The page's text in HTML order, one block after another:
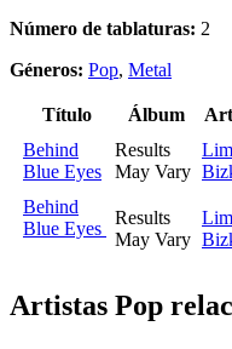
Número de tablaturas: 2
Géneros: Pop, Metal
Título Álbum
Behind
Blue Eyes
Results
May Vary
Behind
Blue Eyes
Results
May Vary
Artistas Pop